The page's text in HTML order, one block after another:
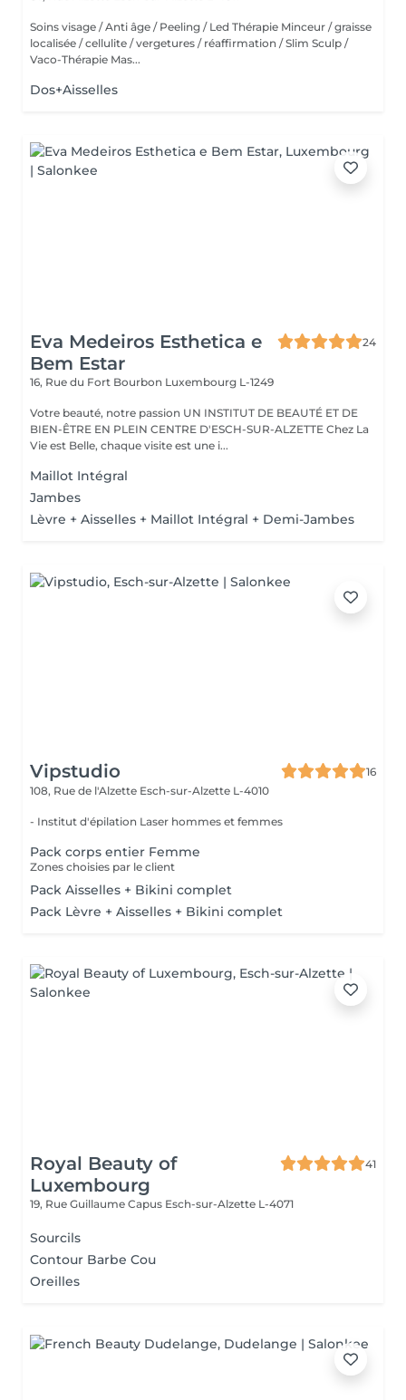
Soins visage / Anti âge / Peeling / Led Thérapie Minceur / graisse
localisée / cellulite / vergetures / réaffirmation / Slim Sculp /
Vaco-Thérapie Mas...
Dos+Aisselles
Eva Medeiros Esthetica e
Bem Estar
24
16, Rue du Fort Bourbon Luxembourg L-1249
Votre beauté, notre passion UN INSTITUT DE BEAUTÉ ET DE
BIEN-ÊTRE EN PLEIN CENTRE D'ESCH-SUR-ALZETTE Chez La
Vie est Belle, chaque visite est une i...
Maillot Intégral
Jambes
Lèvre + Aisselles + Maillot Intégral + Demi-Jambes
Vipstudio
16
108, Rue de l'Alzette Esch-sur-Alzette L-4010
- Institut d'épilation Laser hommes et femmes
Pack corps entier Femme
Zones choisies par le client
Pack Aisselles + Bikini complet
Pack Lèvre + Aisselles + Bikini complet
Royal Beauty of
Luxembourg
41
19, Rue Guillaume Capus Esch-sur-Alzette L-4071
Sourcils
Contour Barbe Cou
Oreilles